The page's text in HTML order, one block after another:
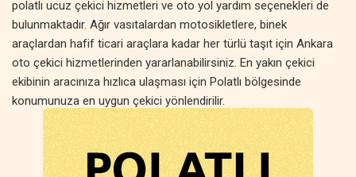
polatlı ucuz çekici hizmetleri ve oto yol yardım seçenekleri de
bulunmaktadır. Ağır vasıtalardan motosikletlere, binek
araçlardan hafif ticari araçlara kadar her türlü taşıt için Ankara
oto çekici hizmetlerinden yararlanabilirsiniz. En yakın çekici
ekibinin aracınıza hızlıca ulaşması için Polatlı bölgesinde
konumunuza en uygun çekici yönlendirilir.
Ankara oto kurtarma hizmetleri, sadece acil yol yardımıyla sınırlı
değildir. Planlı araç taşıma, özel çekici hizmetleri, oto transfer ve
araç nakliyesi gibi farklı çözümler sunulmaktadır. Polatlı